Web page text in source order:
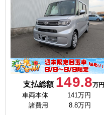
支払総額 149.8万円
車両本体
141万円
諸費用
8.8万円